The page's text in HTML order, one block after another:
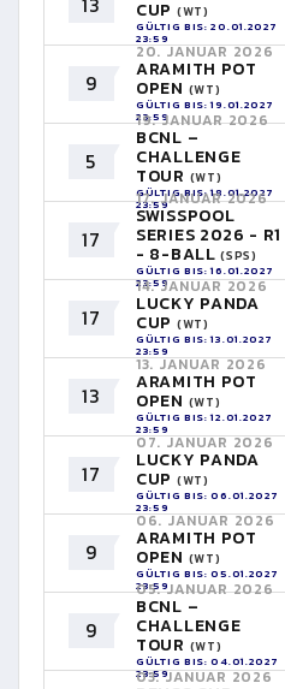
CUP (WT)
GÜLTIG BIS: 20.01.2027
23:59
9
20. JANUAR 2026
ARAMITH POT
OPEN (WT)
GÜLTIG BIS: 19.01.2027
23:59
5
19. JANUAR 2026
BCNL –
CHALLENGE
TOUR (WT)
GÜLTIG BIS: 18.01.2027
23:59
17
17. JANUAR 2026
SWISSPOOL
SERIES 2026 - R1
- 8-BALL(SPS)
GÜLTIG BIS: 16.01.2027
23:59
17
14. JANUAR 2026
LUCKY PANDA
CUP (WT)
GÜLTIG BIS: 13.01.2027
23:59
13
13. JANUAR 2026
ARAMITH POT
OPEN (WT)
GÜLTIG BIS: 12.01.2027
23:59
17
07. JANUAR 2026
LUCKY PANDA
CUP (WT)
GÜLTIG BIS: 06.01.2027
23:59
9
06. JANUAR 2026
ARAMITH POT
OPEN (WT)
GÜLTIG BIS: 05.01.2027
23:59
9
05. JANUAR 2026
BCNL –
CHALLENGE
TOUR (WT)
GÜLTIG BIS: 04.01.2027
23:59
03. JANUAR 2026